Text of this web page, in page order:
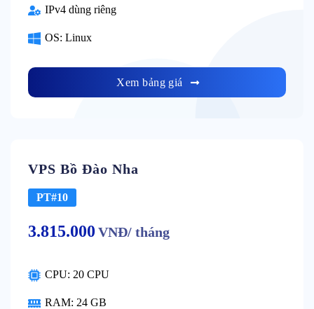
IPv4 dùng riêng
OS: Linux
Xem bảng giá
VPS Bồ Đào Nha
PT#10
3.815.000 VNĐ/ tháng
CPU: 20 CPU
RAM: 24 GB